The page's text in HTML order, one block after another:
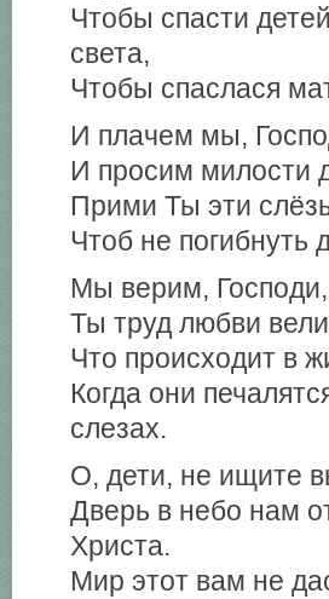
Чтобы спасти
света,
Чтобы спаслася
И плачем мы,
И просим милости
Прими Ты эти
Чтоб не
Мы верим,
Ты труд любви
Что происходит в
Когда они
слезах.
О, дети, не ищите
Дверь в небо нам
Христа.
Мир этот вам не